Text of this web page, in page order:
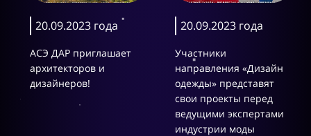
20.09.2023 года
АСЭ ДАР приглашает
архитекторов и
дизайнеров!
20.09.2023 года
Участники
направления «Дизайн
одежды» представят
свои проекты перед
ведущими экспертами
индустрии моды